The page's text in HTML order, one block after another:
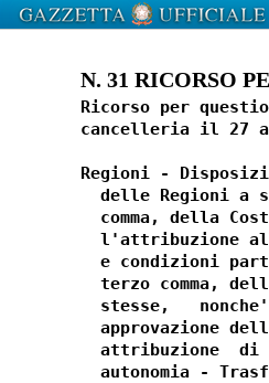
N. 31 RICORSO
Ricorso per
cancelleria il 27
Regioni -
delle Regioni a
comma, della
l'attribuzione
e condizioni
terzo comma,
stesse,
approvazione
attribuzione  di
autonomia -